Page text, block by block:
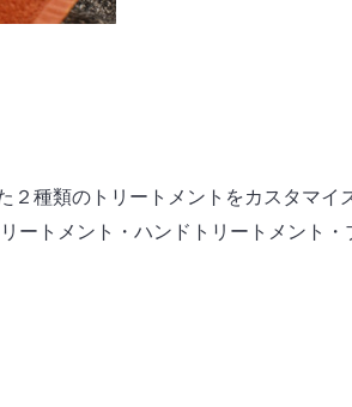
２種類のトリートメントをカスタマイ
ートメント・ハンドトリートメント・